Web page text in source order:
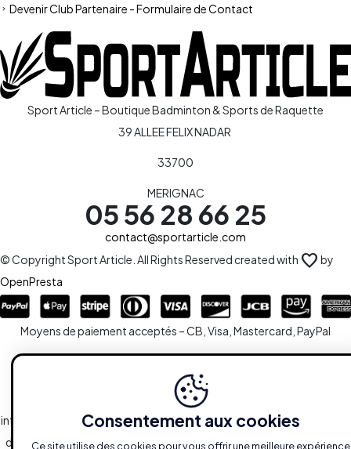
Devenir Club Partenaire - Formulaire de Contact
Sport Article – Boutique Badminton & Sports de Raquette
39 ALLEE FELIX NADAR
33700
MERIGNAC
05 56 28 66 25
contact@sportarticle.com
© Copyright Sport Article. All Rights Reserved created with favorite by
OpenPresta
Moyens de paiement acceptés – CB, Visa, Mastercard, PayPal
Le site est la propriété de la S.A.R.L SPORTARTICLE en sa totalité,
ainsi que l'ensemble des droits y afférents. Toute reproduction,
intégrale ou partielle, est systématiquement soumise à l'autorisation
des propriétaires. Toutefois, les liaisons du type hypertextes vers le
Consentement aux cookies
Ce site utilise des cookies pour vous offrir une meilleure expérience